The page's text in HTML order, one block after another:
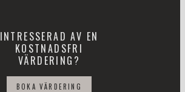
INTRESSERAD AV EN
KOSTNADSFRI
VÄRDERING?
BOKA VÄRDERING